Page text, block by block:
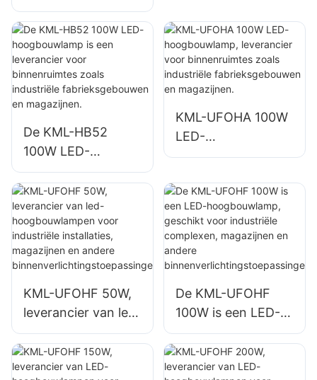
LED-lampen voor
industriële en
mijnbouwtoepassin
gen, geschikt voor
binnenruimtes
zoals gymzalen en
magazijnen.
voor binnenruimtes
zoals
reparatiewerkplaat
sen en magazijnen.
De KML-HB52
100W LED-
hoogbouwlamp is
een leverancier
voor binnenruimtes
zoals industriële
fabrieksgebouwen
en magazijnen.
KML-UFOHA 100W
LED-
hoogbouwlamp,
binnenruimtes
zoals industriële
fabrieksgebouwen
en magazijnen.
KML-UFOHF 50W,
leverancier van led-
hoogbouwlampen
voor industriële
installaties,
De KML-UFOHF
100W is een LED-
hoogbouwlamp,
geschikt voor
industriële